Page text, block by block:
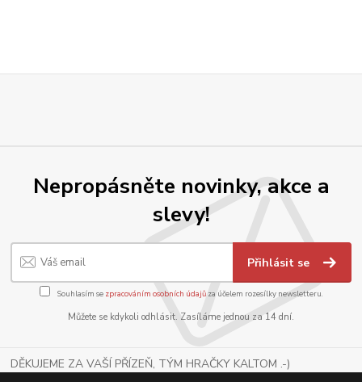
Nepropásněte novinky, akce a
slevy!
Přihlásit se
Souhlasím se zpracováním osobních údajůza účelem rozesílky newsletteru.
Můžete se kdykoli odhlásit. Zasíláme jednou za 14 dní.
DĚKUJEME ZA VAŠÍ PŘÍZEŇ, TÝM HRAČKY KALTOM .-)